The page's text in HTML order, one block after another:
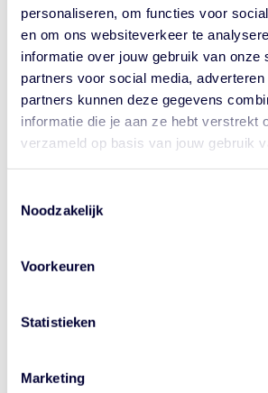
personaliseren, om functies voor
en om ons websiteverkeer te
informatie over jouw gebruik van onze
partners voor social media,
partners kunnen deze gegevens
informatie die je aan ze hebt verstrekt
verzameld op basis van jouw gebruik
Noodzakelijk
Voorkeuren
Statistieken
Marketing
De Letten speelden fysiek en leken als
hebben Laura Cornelius en Emese Hof
te halen. Dat lukte: deze twee
samen met 12 punten. Noortje
sterke game voor Nederland: zij had
leefde zo’n beetje op de vrije worplijn.
DINSDAG WORDT CRUCIAAL
wedstrijd in deze eerste
Slovenië winnen zou betekenen dat
gelijke punten richting de zomer gaan.
tweede worden in de poule om zeker
de volgende kwalificatiereeks –
gaan óók door.
een minder ruime marge dan